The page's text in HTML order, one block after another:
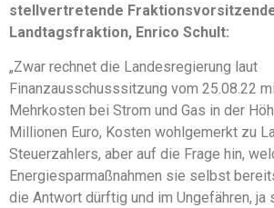
stellvertretende
Landtagsfraktion, Enrico Schult:
„Zwar rechnet die Landesregierung laut
Finanzausschusssitzung vom 25.08.22
Mehrkosten bei Strom und Gas in der
Millionen Euro, Kosten wohlgemerkt zu
Steuerzahlers, aber auf die Frage hin,
Energiesparmaßnahmen sie selbst
die Antwort dürftig und im Ungefähren, ja